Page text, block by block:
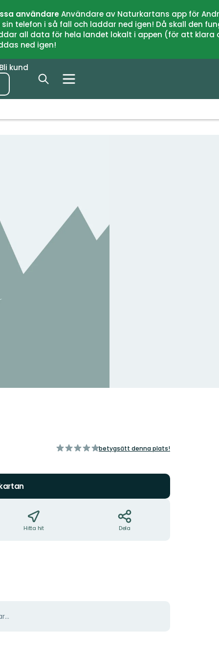
användareAnvändare av Naturkartans app för
telefon i så fall och laddar ned igen! Då skall den
all data för hela landet lokalt i appen (för att
ned igen!
Bli kund
av
betygsätt denna plats!
Hitta hit Dela